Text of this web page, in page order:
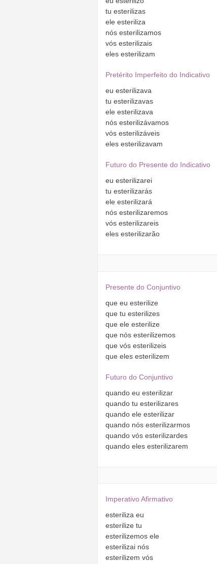
tu esterilizas
ele esteriliza
nós esterilizamos
vós esterilizais
eles esterilizam
Pretérito Imperfeito do Indicativo
eu esterilizava
tu esterilizavas
ele esterilizava
nós esterilizávamos
vós esterilizáveis
eles esterilizavam
Futuro do Presente do Indicativo
eu esterilizarei
tu esterilizarás
ele esterilizará
nós esterilizaremos
vós esterilizareis
eles esterilizarão
Presente do Conjuntivo
que eu esterilize
que tu esterilizes
que ele esterilize
que nós esterilizemos
que vós esterilizeis
que eles esterilizem
Futuro do Conjuntivo
quando eu esterilizar
quando tu esterilizares
quando ele esterilizar
quando nós esterilizarmos
quando vós esterilizardes
quando eles esterilizarem
Imperativo Afirmativo
esteriliza eu
esterilize tu
esterilizemos ele
esterilizai nós
esterilizem vós